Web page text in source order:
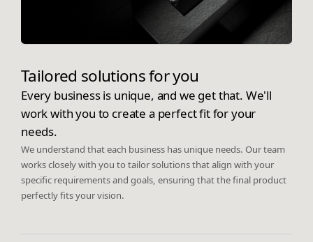
Tailored solutions for you
Every business is unique, and we get that. We'll
work with you to create a perfect fit for your
needs.
We understand that each business has unique needs. Our team
works closely with you to tailor solutions that align with your
specific requirements and goals, ensuring that the final product
perfectly fits your vision.